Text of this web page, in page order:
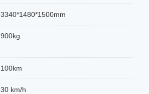
3340*1480*1500mm
900kg
100km
30 km/h